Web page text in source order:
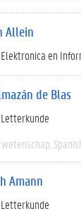
Allein
en
de Blas
Amann